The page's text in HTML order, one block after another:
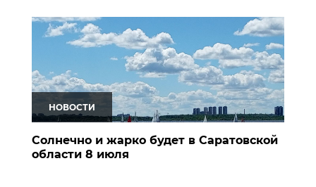
НОВОСТИ
Солнечно и жарко будет в Саратовской
области 8 июля